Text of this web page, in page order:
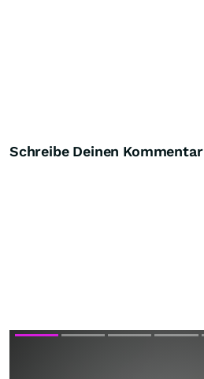
Schreibe Deinen Kommentar